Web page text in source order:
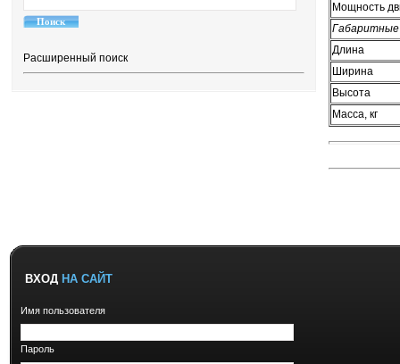
Расширенный поиск
Мощность
Габаритные
Длина
Ширина
Высота
Масса, кг
ВХОД НА САЙТ
Имя пользователя
Пароль